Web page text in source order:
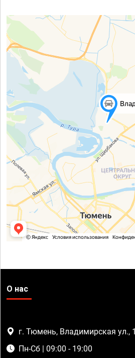
О нас
г. Тюмень, Владимирская ул., 1
Пн-Сб | 09:00 - 19:00